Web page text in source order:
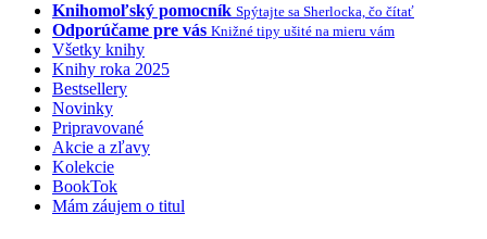
Knihomoľský pomocník Spýtajte sa Sherlocka, čo čítať
Odporúčame pre vás Knižné tipy ušité na mieru vám
Všetky knihy
Knihy roka 2025
Bestsellery
Novinky
Pripravované
Akcie a zľavy
Kolekcie
BookTok
Mám záujem o titul